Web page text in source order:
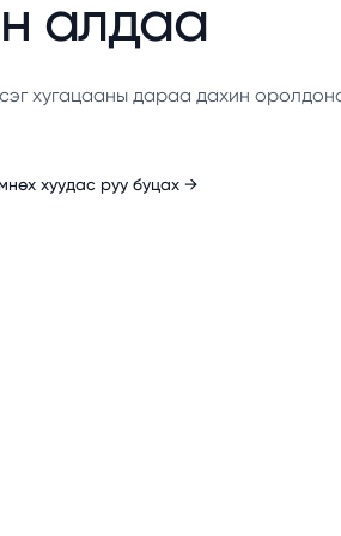
алдаа
хугацааны дараа дахин
хуудас руу буцах →